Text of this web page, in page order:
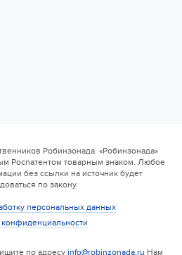
Классик (домики)
Робинзонада. «Робинзонада»
Роспатентом товарным знаком. Любое
без ссылки на источник будет
по закону.
персональных данных
по адресу info@robinzonada.ru Нам